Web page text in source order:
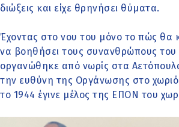
διώξεις και είχε θρηνήσει θύματα.
Έχοντας στο νου του μόνο το πώς θα
να βοηθήσει τους συνανθρώπους του
οργανώθηκε από νωρίς στα
την ευθύνη της Οργάνωσης στο
το 1944 έγινε μέλος της ΕΠΟΝ του